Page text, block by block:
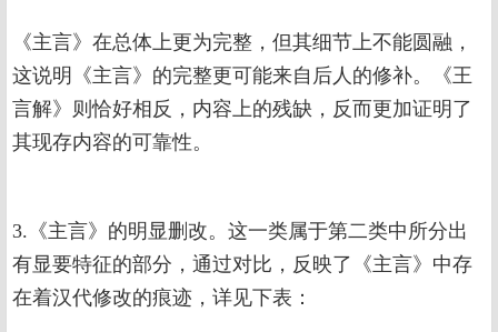
《主言》在总体上更为完整，但其细节上不能圆融，
这说明《主言》的完整更可能来自后人的修补。《王
言解》则恰好相反，内容上的残缺，反而更加证明了
其现存内容的可靠性。
3.《主言》的明显删改。这一类属于第二类中所分出
有显要特征的部分，通过对比，反映了《主言》中存
在着汉代修改的痕迹，详见下表：